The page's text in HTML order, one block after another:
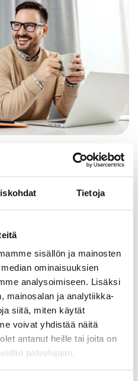
Tietoja
sisällön ja mainosten
ominaisuuksien
analysoimiseen. Lisäksi
mainosalan ja analytiikka-
siitä, miten käytät
voivat yhdistää näitä
antanut heille tai joita on
palvelujaan.
ja
on6–8 %
. Uudet ja laadukkaat
ja niiden ylläpito
ulkoistaa vuokrauksen